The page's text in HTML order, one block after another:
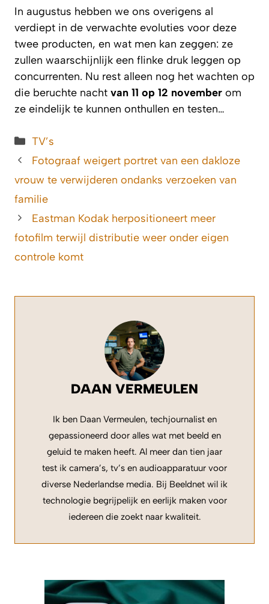
In augustus hebben we ons overigens al
verdiept in de verwachte evoluties voor deze
twee producten, en wat men kan zeggen: ze
zullen waarschijnlijk een flinke druk leggen op
concurrenten. Nu rest alleen nog het wachten op
die beruchte nacht van 11 op 12 november om
ze eindelijk te kunnen onthullen en testen…
Categorieën
TV’s
Fotograaf weigert portret van een dakloze
vrouw te verwijderen ondanks verzoeken van
familie
Eastman Kodak herpositioneert meer
fotofilm terwijl distributie weer onder eigen
controle komt
DAAN VERMEULEN
Ik ben Daan Vermeulen, techjournalist en
gepassioneerd door alles wat met beeld en
geluid te maken heeft. Al meer dan tien jaar
test ik camera’s, tv’s en audioapparatuur voor
diverse Nederlandse media. Bij Beeldnet wil ik
technologie begrijpelijk en eerlijk maken voor
iedereen die zoekt naar kwaliteit.